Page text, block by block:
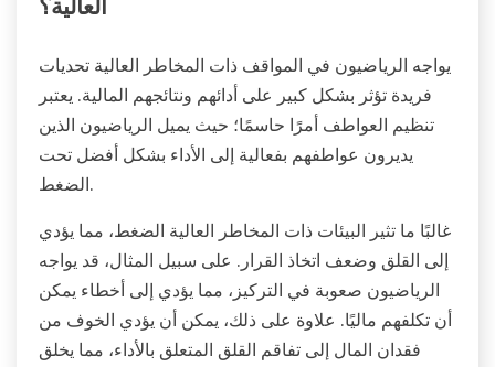
العالية؟
يواجه الرياضيون في المواقف ذات المخاطر العالية تحديات
فريدة تؤثر بشكل كبير على أدائهم ونتائجهم المالية. يعتبر
تنظيم العواطف أمرًا حاسمًا؛ حيث يميل الرياضيون الذين
يديرون عواطفهم بفعالية إلى الأداء بشكل أفضل تحت
الضغط.
غالبًا ما تثير البيئات ذات المخاطر العالية الضغط، مما يؤدي
إلى القلق وضعف اتخاذ القرار. على سبيل المثال، قد يواجه
الرياضيون صعوبة في التركيز، مما يؤدي إلى أخطاء يمكن
أن تكلفهم ماليًا. علاوة على ذلك، يمكن أن يؤدي الخوف من
فقدان المال إلى تفاقم القلق المتعلق بالأداء، مما يخلق